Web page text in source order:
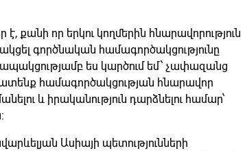
որ երկու կողմերին հնարավորություն
գործնական համագործակցությունը
ես կարծում եմ՝ չափազանց
համագործակցության հնարավոր
և իրականություն դարձնելու համար՝
Ասիայի պետությունների